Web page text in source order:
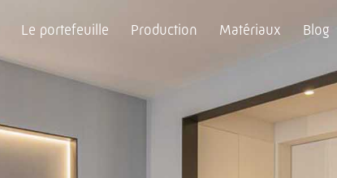
Le portefeuille Production Matériaux Blog